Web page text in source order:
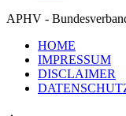
APHV -
HOME
IMPRESSUM
DISCLAIMER